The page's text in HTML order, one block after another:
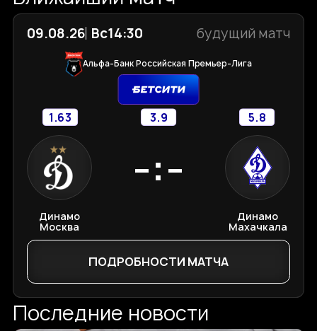
09.08.26 Вс14:30 будущий матч
Альфа-Банк Российская Премьер-Лига
1.63 3.9 5.8
Динамо
Москва
-:-
Динамо
Махачкала
ПОДРОБНОСТИ МАТЧА
Последние новости